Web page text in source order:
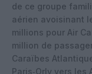
de ce groupe
aérien avoisinant
millions pour Air
million de
Caraïbes
Paris‑Orly vers